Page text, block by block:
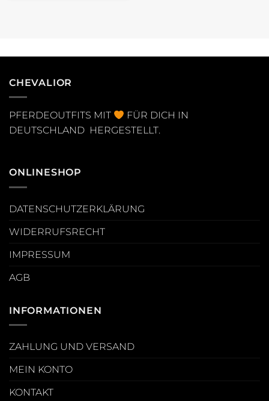
CHEVALIOR
PFERDEOUTFITS MIT
FÜR DICH IN
DEUTSCHLAND HERGESTELLT.
ONLINESHOP
DATENSCHUTZERKLÄRUNG
WIDERRUFSRECHT
IMPRESSUM
AGB
INFORMATIONEN
ZAHLUNG UND VERSAND
MEIN KONTO
KONTAKT